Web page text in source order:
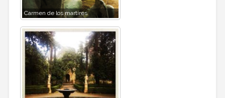
Carmen de los martires